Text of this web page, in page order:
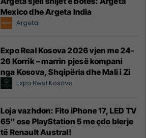
Mexico dhe Argeta India
Argeta
Expo Real Kosova 2026 vjen me 24-
26 Korrik – marrin pjesë kompani
nga Kosova, Shqipëria dhe Mali i Zi
Expo Real Kosova
Loja vazhdon: Fito iPhone 17, LED TV
65” ose PlayStation 5 me çdo blerje
të Renault Austral!